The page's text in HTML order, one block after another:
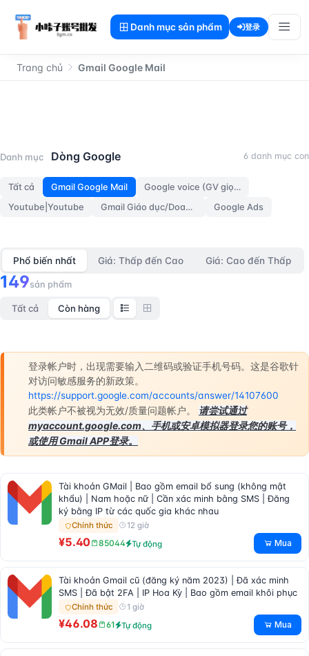
Danh mục sản phẩm 登录
Trang chủ Gmail Google Mail
Gmail Google Mail
Danh mục Dòng Google 6 danh mục con
Tất cả Gmail Google Mail
Google voice (GV giọng nói)
Youtube|Youtube
Gmail Giáo dục/Doanh nghiệp Google Ads
Phổ biến nhất Giá: Thấp đến Cao Giá: Cao đến Thấp
149sản phẩm
Tất cả Còn hàng
登录帐户时，出现需要输入二维码或验证手机号码。这是谷歌针
对访问敏感服务的新政策。
https://support.google.com/accounts/answer/14107600
此类帐户不被视为无效/质量问题帐户。 请尝试通过
myaccount.google.com、手机或安卓模拟器登录您的账号，
或使用 Gmail APP登录。
Tài khoản GMail | Bao gồm email bổ sung (không mật
khẩu) | Nam hoặc nữ | Cần xác minh bằng SMS | Đăng
ký bằng IP từ các quốc gia khác nhau
Chính thức 12 giờ
¥5.40 85044 Tự động Mua
Tài khoản Gmail cũ (đăng ký năm 2023) | Đã xác minh
SMS | Đã bật 2FA | IP Hoa Kỳ | Bao gồm email khôi phục
Chính thức 1 giờ
¥46.08 61 Tự động Mua